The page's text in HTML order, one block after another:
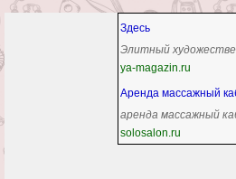
Здесь
Элитный
ya-magazin.ru
Аренда массажный
аренда массажный
solosalon.ru